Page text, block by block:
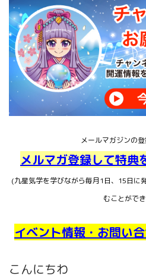
メールマガジンの
メルマガ登録して特典
(九星気学を学びながら毎月1日、15日に
むことがで
イベント情報・お問い
こんにちわ